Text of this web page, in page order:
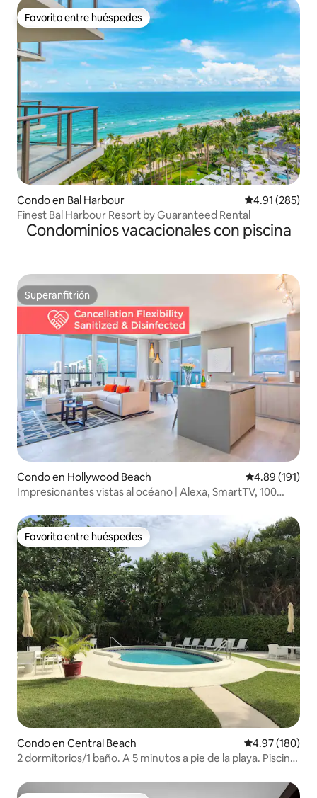
Favorito entre huéspedes
Favorito entre huéspedes
Condo en Bal Harbour Calificación
4.91 (285)
Finest Bal Harbour Resort by Guaranteed Rental
Condominios vacacionales con piscina
Superanfitrión
Superanfitrión
Condo en Hollywood Beach Calificación
4.89 (191)
Impresionantes vistas al océano | Alexa, SmartTV, 100
Favorito entre huéspedes
Favorito entre huéspedes
Condo en Central Beach Calificación
4.97 (180)
2 dormitorios/1 baño. A 5 minutos a pie de la playa. Piscina